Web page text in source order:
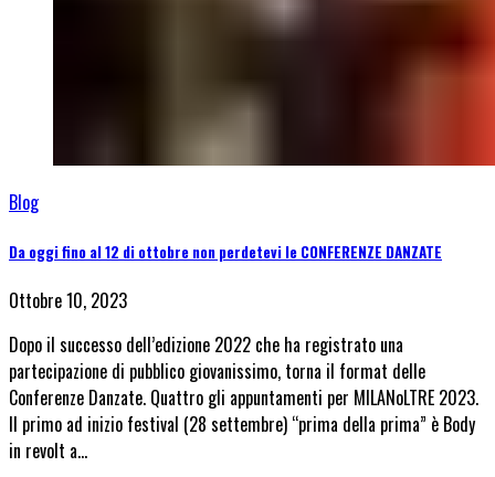
Blog
Da oggi fino al 12 di ottobre non perdetevi le CONFERENZE DANZATE
Ottobre 10, 2023
Dopo il successo dell’edizione 2022 che ha registrato una
partecipazione di pubblico giovanissimo, torna il format delle
Conferenze Danzate. Quattro gli appuntamenti per MILANoLTRE 2023.
Il primo ad inizio festival (28 settembre) “prima della prima” è Body
in revolt a…